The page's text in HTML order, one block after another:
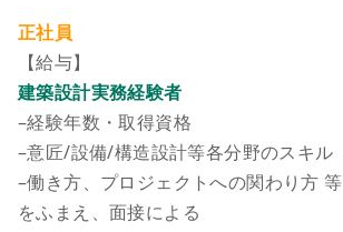
正社員
【給与】
建築設計実務経験者
–経験年数・取得資格
–意匠/設備/構造設計等各分野のスキル
–働き方、プロジェクトへの関わり方 等
をふまえ、面接による